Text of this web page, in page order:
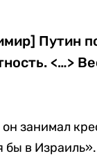
Путин
<…>
занимал
бы в Израиль».